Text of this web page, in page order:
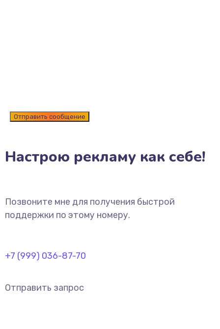
Настрою рекламу как себе!
Позвоните мне для получения быстрой
поддержки по этому номеру.
+7 (999) 036-87-70
Отправить запрос